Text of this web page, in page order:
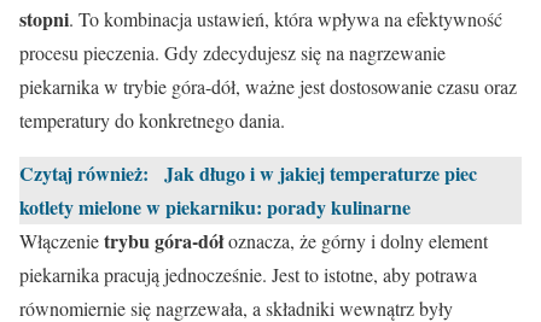
stopni. To kombinacja ustawień, która wpływa na efektywność
procesu pieczenia. Gdy zdecydujesz się na nagrzewanie
piekarnika w trybie góra-dół, ważne jest dostosowanie czasu oraz
temperatury do konkretnego dania.
Czytaj również:
Jak długo i w jakiej temperaturze piec
kotlety mielone w piekarniku: porady kulinarne
Włączenietrybu góra-dółoznacza, że górny i dolny element
piekarnika pracują jednocześnie. Jest to istotne, aby potrawa
równomiernie się nagrzewała, a składniki wewnątrz były